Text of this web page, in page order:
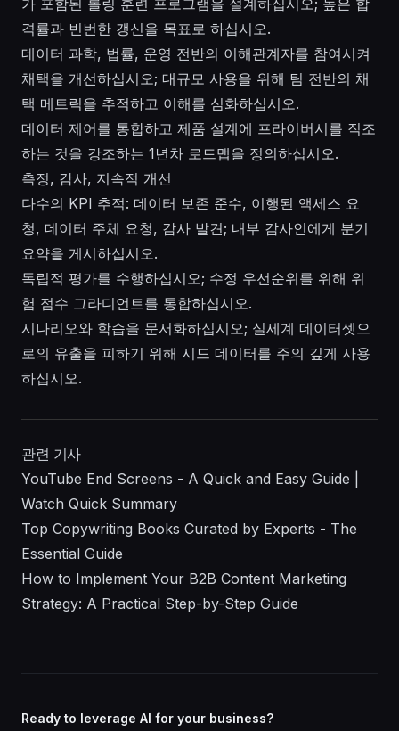
가 포함된 롤링 훈련 프로그램을 설계하십시오; 높은 합
격률과 빈번한 갱신을 목표로 하십시오.
데이터 과학, 법률, 운영 전반의 이해관계자를 참여시켜
채택을 개선하십시오; 대규모 사용을 위해 팀 전반의 채
택 메트릭을 추적하고 이해를 심화하십시오.
데이터 제어를 통합하고 제품 설계에 프라이버시를 직조
하는 것을 강조하는 1년차 로드맵을 정의하십시오.
측정, 감사, 지속적 개선
다수의 KPI 추적: 데이터 보존 준수, 이행된 액세스 요
청, 데이터 주체 요청, 감사 발견; 내부 감사인에게 분기
요약을 게시하십시오.
독립적 평가를 수행하십시오; 수정 우선순위를 위해 위
험 점수 그라디언트를 통합하십시오.
시나리오와 학습을 문서화하십시오; 실세계 데이터셋으
로의 유출을 피하기 위해 시드 데이터를 주의 깊게 사용
하십시오.
관련 기사
YouTube End Screens - A Quick and Easy Guide |
Watch Quick Summary
Top Copywriting Books Curated by Experts - The
Essential Guide
How to Implement Your B2B Content Marketing
Strategy: A Practical Step-by-Step Guide
Ready to leverage AI for your business?